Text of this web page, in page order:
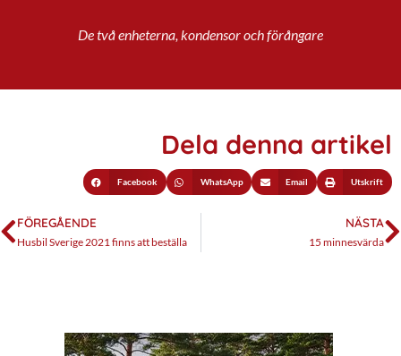
De två enheterna, kondensor och förångare
Dela denna artikel
Facebook WhatsApp Email Utskrift
FÖREGÅENDE
Husbil Sverige 2021 finns att beställa
NÄSTA
15 minnesvärda